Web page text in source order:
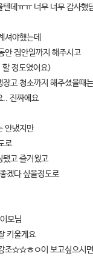
데ㅠㅠ 너무 너무 감사했
셔야했는데
안 집안일까지 해주시고
정도였어요)
고 청소까지 해주셨을때는
.. 진짜에요
안냈지만
로
됐고 즐거웠고
겠다 싶을정도로
모님
키울게요
조☆☆ㅎㅇ이 보고싶으시